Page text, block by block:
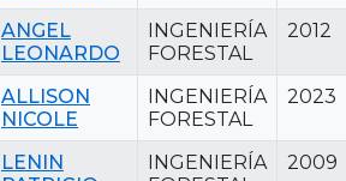
ANGEL
LEONARDO
INGENIERÍA
FORESTAL
2012
ALLISON
NICOLE
INGENIERÍA
FORESTAL
2023
LENIN
INGENIERÍA
2009